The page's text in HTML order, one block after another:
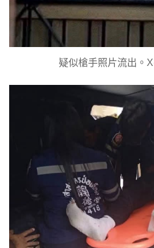
疑似槍手照片流出。